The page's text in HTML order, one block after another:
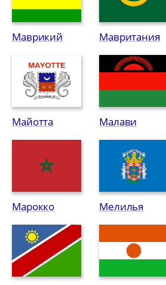
Маврикий Мавритания
Майотта Малави
Марокко Мелилья